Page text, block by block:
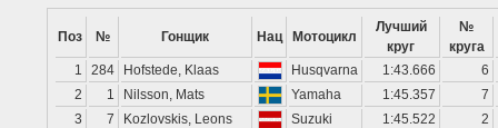
Поз № Гонщик Нац Мотоцикл
Лучший
круг
№
круга
1
284 Hofstede, Klaas Husqvarna 1:43.666
6
2
1 Nilsson, Mats Yamaha 1:45.357
7
3
7 Kozlovskis, Leons Suzuki 1:45.522
2